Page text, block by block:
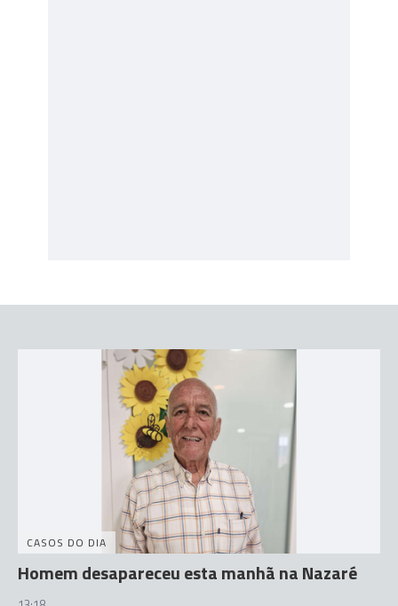
CASOS DO DIA
Homem desapareceu esta manhã na Nazaré